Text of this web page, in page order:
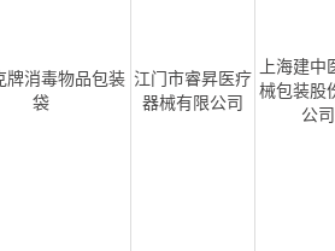
牌消毒物品包装
袋
江门市睿昇医疗
器械有限公司
上海建中
械包装股
公司